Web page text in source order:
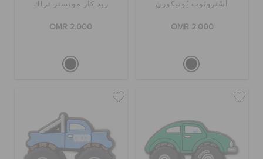
أسْترونَوت يُونيكورن
OMR 2.000
ريد كار مونستر تراك
OMR 2.000